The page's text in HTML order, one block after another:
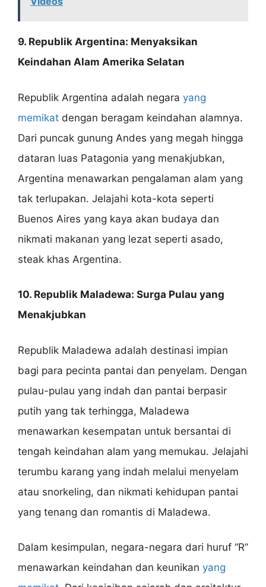
9. Republik Argentina: Menyaksikan
Keindahan Alam Amerika Selatan
Republik Argentina adalah negara yang
memikat dengan beragam keindahan alamnya.
Dari puncak gunung Andes yang megah hingga
dataran luas Patagonia yang menakjubkan,
Argentina menawarkan pengalaman alam yang
tak terlupakan. Jelajahi kota-kota seperti
Buenos Aires yang kaya akan budaya dan
nikmati makanan yang lezat seperti asado,
steak khas Argentina.
10. Republik Maladewa: Surga Pulau yang
Menakjubkan
Republik Maladewa adalah destinasi impian
bagi para pecinta pantai dan penyelam. Dengan
pulau-pulau yang indah dan pantai berpasir
putih yang tak terhingga, Maladewa
menawarkan kesempatan untuk bersantai di
tengah keindahan alam yang memukau. Jelajahi
terumbu karang yang indah melalui menyelam
atau snorkeling, dan nikmati kehidupan pantai
yang tenang dan romantis di Maladewa.
Dalam kesimpulan, negara-negara dari huruf “R”
menawarkan keindahan dan keunikan yang